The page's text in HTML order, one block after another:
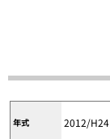
年式 2012/H24